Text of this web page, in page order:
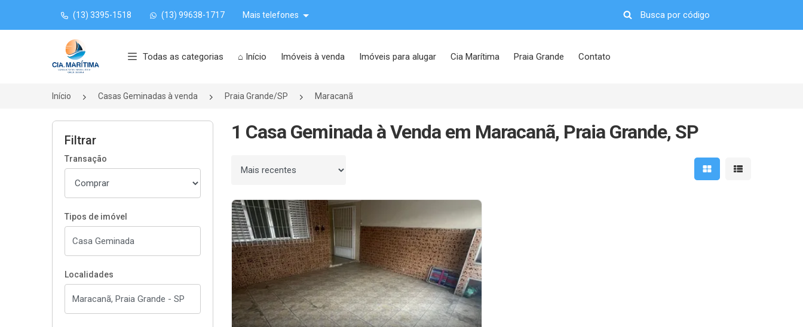
(13) 3395-1518 (13) 99638-1717 Mais telefones
Página inicial
Todas as categorias ⌂ Início Imóveis à venda Imóveis para alugar Cia Marítima Praia Grande Contato
Início Casas Geminadas à venda Praia Grande/SP Maracanã
Filtrar
Transação
Tipos de imóvel
Localidades
1 Casa Geminada à Venda em Maracanã, Praia Grande, SP
Ordenar por Mostrar resultados em
Mostrar